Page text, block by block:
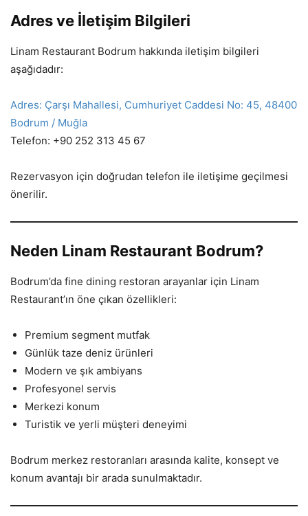
Adres ve İletişim Bilgileri
Linam Restaurant Bodrum hakkında iletişim bilgileri
aşağıdadır:
Adres: Çarşı Mahallesi, Cumhuriyet Caddesi No: 45, 48400
Bodrum / Muğla
Telefon: +90 252 313 45 67
Rezervasyon için doğrudan telefon ile iletişime geçilmesi
önerilir.
Neden Linam Restaurant Bodrum?
Bodrum’da fine dining restoran arayanlar için Linam
Restaurant’ın öne çıkan özellikleri:
Premium segment mutfak
Günlük taze deniz ürünleri
Modern ve şık ambiyans
Profesyonel servis
Merkezi konum
Turistik ve yerli müşteri deneyimi
Bodrum merkez restoranları arasında kalite, konsept ve
konum avantajı bir arada sunulmaktadır.